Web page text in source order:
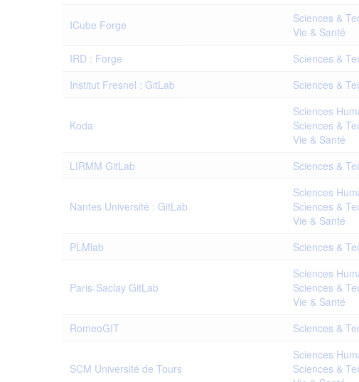
ICube Forge
Sciences &
Vie & Santé
IRD : Forge Sciences &
Institut Fresnel : GitLab
Sciences &
Koda
Sciences
Sciences &
Vie & Santé
LIRMM GitLab Sciences &
Nantes Université : GitLab
Sciences
Sciences &
Vie & Santé
PLMlab Sciences &
Paris-Saclay GitLab
Sciences
Sciences &
Vie & Santé
RomeoGIT Sciences &
SCM Université de Tours
Sciences
Sciences &